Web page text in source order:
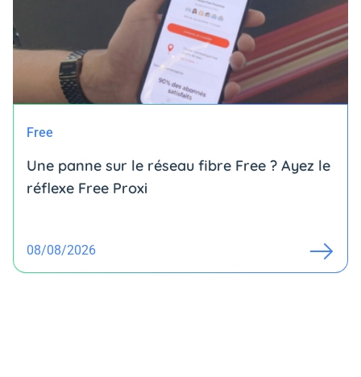
Free
Une panne sur le réseau fibre Free ? Ayez le
réflexe Free Proxi
08/08/2026